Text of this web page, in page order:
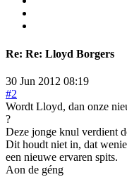
Re: Re: Lloyd Borgers
30 Jun 2012 08:19
#2
Wordt Lloyd, dan onze
?
Deze jonge knul verdient
Dit houdt niet in, dat
een nieuwe ervaren spits.
Aon de géng